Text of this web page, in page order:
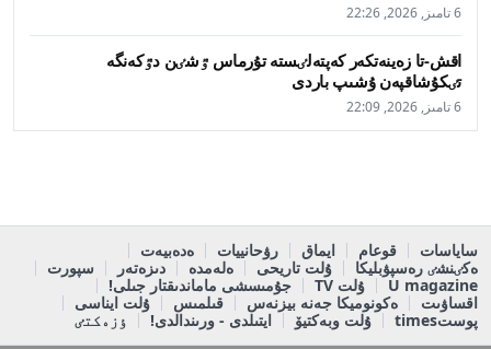
6 تامىز, 2026, 22:26
اقش-تا زەينەتكەر كەپتەلٸستە تۇرماس ٷشٸن دٷكەنگە
تٸكۇشاقپەن ۇشىپ باردى
6 تامىز, 2026, 22:09
ساياسات قوعام ايماق رۋحانييات
ەدەبيەت
ەكٸنشٸ رەسپۋبليكا
ۇلت تاريحى ەلەمدە دىزەتەر
سپورت
U magazine
ۇلت TV
جۇمىسشى ماماندىقتار جىلى!
اقساۋىت
ەكونوميكا جەنە بيزنەس قىلمىس
ۇلت ايناسى
پوستtimes
ۇلت وبەكتيۆ ايتىلدى - ورىندالدى! ٶزەكتٸ